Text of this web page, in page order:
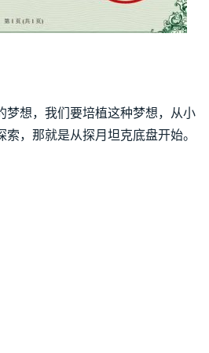
梦想，我们要培植这种梦想，从小
，那就是从探月坦克底盘开始。